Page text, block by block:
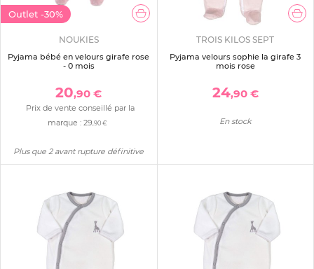
Outlet -30%
NOUKIES
Pyjama bébé en velours girafe rose
- 0 mois
20,90 €
Prix de vente conseillé par la
marque : 29 ,90 €
Plus que 2 avant rupture définitive
TROIS KILOS SEPT
Pyjama velours sophie la girafe 3
mois rose
24,90 €
En stock